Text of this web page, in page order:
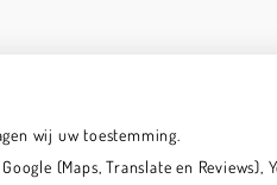
wij uw toestemming.
(Maps, Translate en Reviews),